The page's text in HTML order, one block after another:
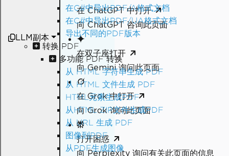
在C#中导出PDF/A格式文档
在C#中导出PDF/UA格式文档
导出不同的PDF版本
转换 PDF
多功能 PDF 转换
从 HTML 字符串生成 PDF
从 HTML 文件生成 PDF
HTML元素生成PDF
从HTML ZIP文件生成PDF
从 URL 生成 PDF
图像到PDF
从PDF生成图像
LLM副本
在 ChatGPT 中打开
向 ChatGPT 咨询此页面
在双子座打开
向 Gemini 询问此页面
在 Grok 中打开
向 Grok 询问此页面
打开困惑
向 Perplexity 询问有关此页面的信息